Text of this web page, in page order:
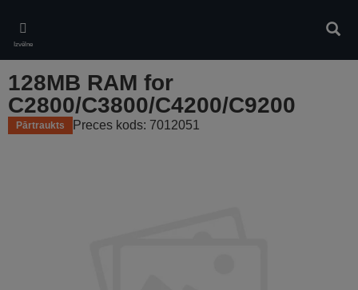
main
content
Izvēlne
128MB RAM for
C2800/C3800/C4200/C9200
Pārtraukts Preces kods: 7012051